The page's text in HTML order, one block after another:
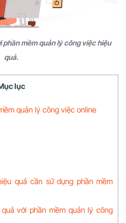
mềm quản lý công việc hiệu
quả.
lục
quản lý công việc online
quả cần sử dụng phần mềm
với phần mềm quản lý công